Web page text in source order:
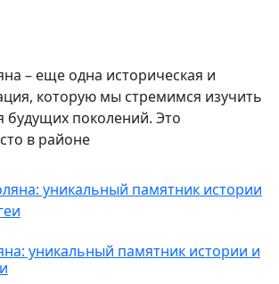
– еще одна историческая и
которую мы стремимся изучить
будущих поколений. Это
в районе
уникальный памятник истории и